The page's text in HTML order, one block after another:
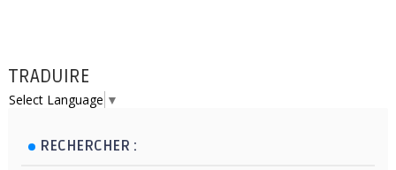
TRADUIRE
Select Language ▼
RECHERCHER :